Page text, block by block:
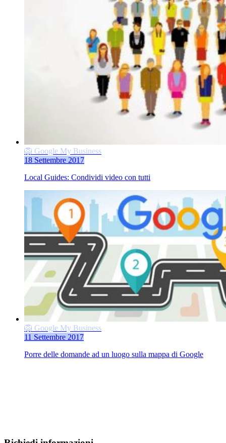
🦁 Google My Business
18 Settembre 2017
Local Guides: Condividi video con tutti
🦁 Google My Business
11 Settembre 2017
Porre delle domande ad un luogo sulla mappa di Google